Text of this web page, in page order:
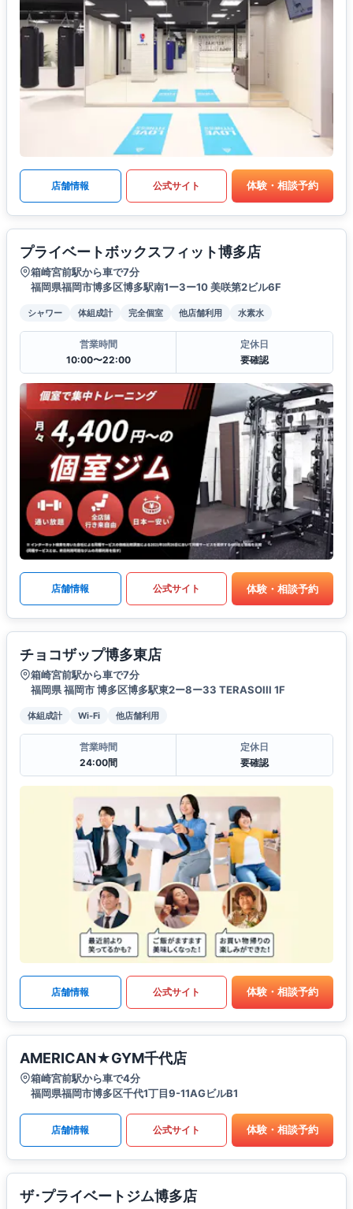
店舗情報 公式サイト 体験・相談予約
プライベートボックスフィット博多店
箱崎宮前駅から車で7分
福岡県福岡市博多区博多駅南1ー3ー10 美咲第2ビル6F
シャワー 体組成計 完全個室 他店舗利用 水素水
営業時間
10:00〜22:00
定休日
要確認
店舗情報 公式サイト 体験・相談予約
チョコザップ博多東店
箱崎宮前駅から車で7分
福岡県 福岡市 博多区博多駅東2ー8ー33 TERASOIII 1F
体組成計 Wi-Fi 他店舗利用
営業時間
24:00間
定休日
要確認
店舗情報 公式サイト 体験・相談予約
AMERICAN★GYM千代店
箱崎宮前駅から車で4分
福岡県福岡市博多区千代1丁目9-11AGビルB1
店舗情報 公式サイト 体験・相談予約
ザ･プライベートジム博多店